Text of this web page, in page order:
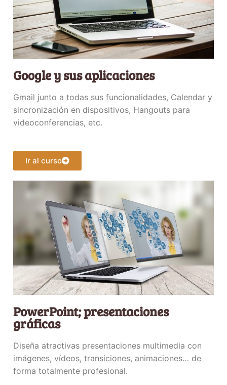
Google y sus aplicaciones
Gmail junto a todas sus funcionalidades, Calendar y
sincronización en dispositivos, Hangouts para
videoconferencias, etc.
Ir al curso
PowerPoint; presentaciones
gráficas
Diseña atractivas presentaciones multimedia con
imágenes, vídeos, transiciones, animaciones… de
forma totalmente profesional.